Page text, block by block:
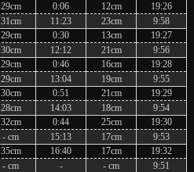
29cm 0:06 12cm
19:26
31cm 11:23 23cm
9:58
29cm 0:30 13cm
19:27
30cm 12:12 21cm
9:56
29cm 0:46 16cm
19:28
29cm 13:04 19cm
9:55
30cm 0:51 21cm
19:29
28cm 14:03 18cm
9:54
32cm 0:44 25cm
19:30
- cm 15:13 17cm
9:53
35cm 16:40 17cm
19:32
- cm - - cm
9:51